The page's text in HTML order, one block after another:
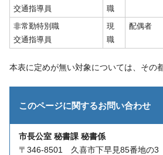
交通指導員
職
非常勤特別職
交通指導員
現
職
配偶者
本表に定めが無い対象については、その
このページに関するお問い合わせ
市長公室 秘書課 秘書係
〒346-8501 久喜市下早見85番地の3